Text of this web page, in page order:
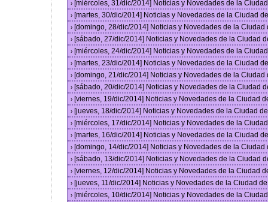
› [miércoles, 31/dic/2014] Noticias y Novedades de la
› [martes, 30/dic/2014] Noticias y Novedades de la Ciudad
› [domingo, 28/dic/2014] Noticias y Novedades de la
› [sábado, 27/dic/2014] Noticias y Novedades de la Ciudad
› [miércoles, 24/dic/2014] Noticias y Novedades de la
› [martes, 23/dic/2014] Noticias y Novedades de la Ciudad
› [domingo, 21/dic/2014] Noticias y Novedades de la
› [sábado, 20/dic/2014] Noticias y Novedades de la Ciudad
› [viernes, 19/dic/2014] Noticias y Novedades de la Ciudad
› [jueves, 18/dic/2014] Noticias y Novedades de la Ciudad
› [miércoles, 17/dic/2014] Noticias y Novedades de la
› [martes, 16/dic/2014] Noticias y Novedades de la Ciudad
› [domingo, 14/dic/2014] Noticias y Novedades de la
› [sábado, 13/dic/2014] Noticias y Novedades de la Ciudad
› [viernes, 12/dic/2014] Noticias y Novedades de la Ciudad
› [jueves, 11/dic/2014] Noticias y Novedades de la Ciudad
› [miércoles, 10/dic/2014] Noticias y Novedades de la